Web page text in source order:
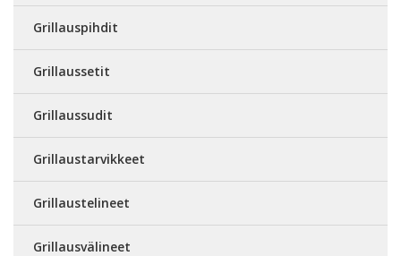
Grillauspihdit
Grillaussetit
Grillaussudit
Grillaustarvikkeet
Grillaustelineet
Grillausvälineet